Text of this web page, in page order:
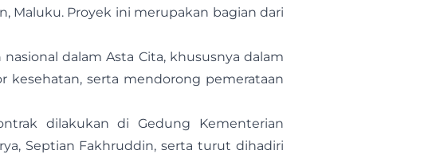
Maluku. Proyek ini merupakan bagian dari
dalam Asta Cita, khususnya dalam
kesehatan, serta mendorong pemerataan
dilakukan di Gedung Kementerian
Septian Fakhruddin, serta turut dihadiri